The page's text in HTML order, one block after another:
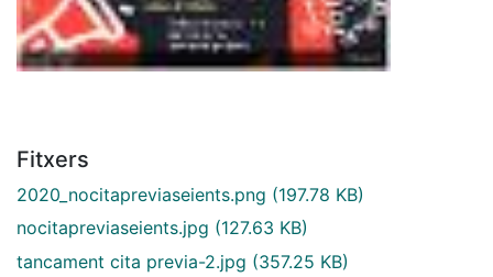
Fitxers
2020_nocitapreviaseients.png (197.78 KB)
nocitapreviaseients.jpg (127.63 KB)
tancament cita previa-2.jpg (357.25 KB)